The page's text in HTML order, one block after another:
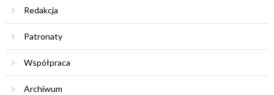
Redakcja
Patronaty
Współpraca
Archiwum